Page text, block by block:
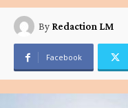
By Redaction LM
Facebook